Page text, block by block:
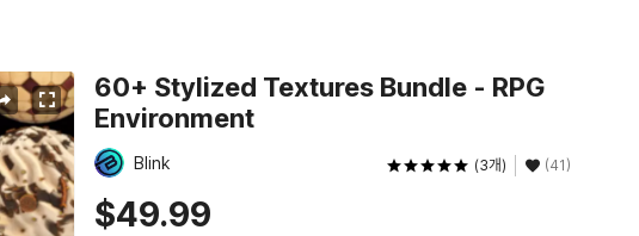
60+ Stylized Textures Bundle - RPG
Environment
Blink (3개) (41)
$49.99